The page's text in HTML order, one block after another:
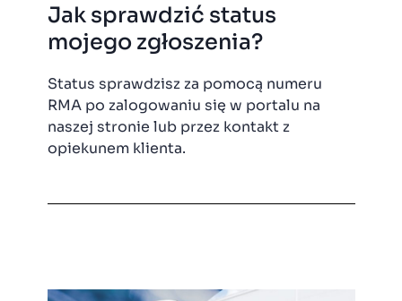
Jak sprawdzić status
mojego zgłoszenia?
Status sprawdzisz za pomocą numeru
RMA po zalogowaniu się w portalu na
naszej stronie lub przez kontakt z
opiekunem klienta.